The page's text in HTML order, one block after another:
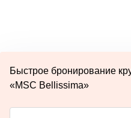
Быстрое бронирование
«MSC Bellissima»